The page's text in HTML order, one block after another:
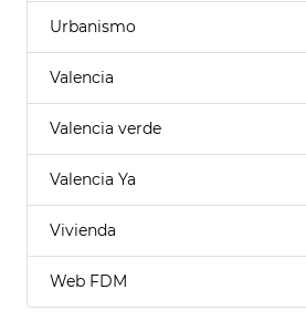
Urbanismo
Valencia
Valencia verde
Valencia Ya
Vivienda
Web FDM